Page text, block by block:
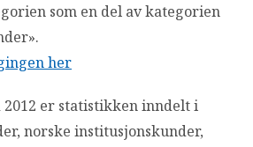
som en del av kategorien
her
2012 er statistikken inndelt i
norske institusjonskunder,